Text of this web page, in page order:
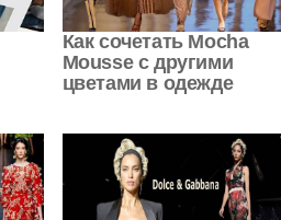
Как сочетать Mocha
Mousse с другими
цветами в одежде